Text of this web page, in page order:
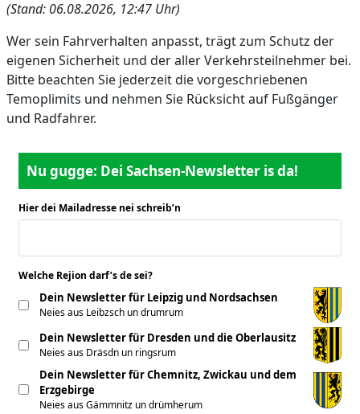
(Stand: 06.08.2026, 12:47 Uhr)
Wer sein Fahrverhalten anpasst, trägt zum Schutz der
eigenen Sicherheit und der aller Verkehrsteilnehmer bei.
Bitte beachten Sie jederzeit die vorgeschriebenen
Temoplimits und nehmen Sie Rücksicht auf Fußgänger
und Radfahrer.
Nu gugge: Dei Sachsen-Newsletter is da!
Hier dei Mailadresse nei schreib’n
Welche Rejion darf’s de sei?
Dein Newsletter für Leipzig und Nordsachsen
Neies aus Leibzsch un drumrum
Dein Newsletter für Dresden und die Oberlausitz
Neies aus Dräsdn un ringsrum
Dein Newsletter für Chemnitz, Zwickau und dem
Erzgebirge
Neies aus Gämmnitz un drümherum